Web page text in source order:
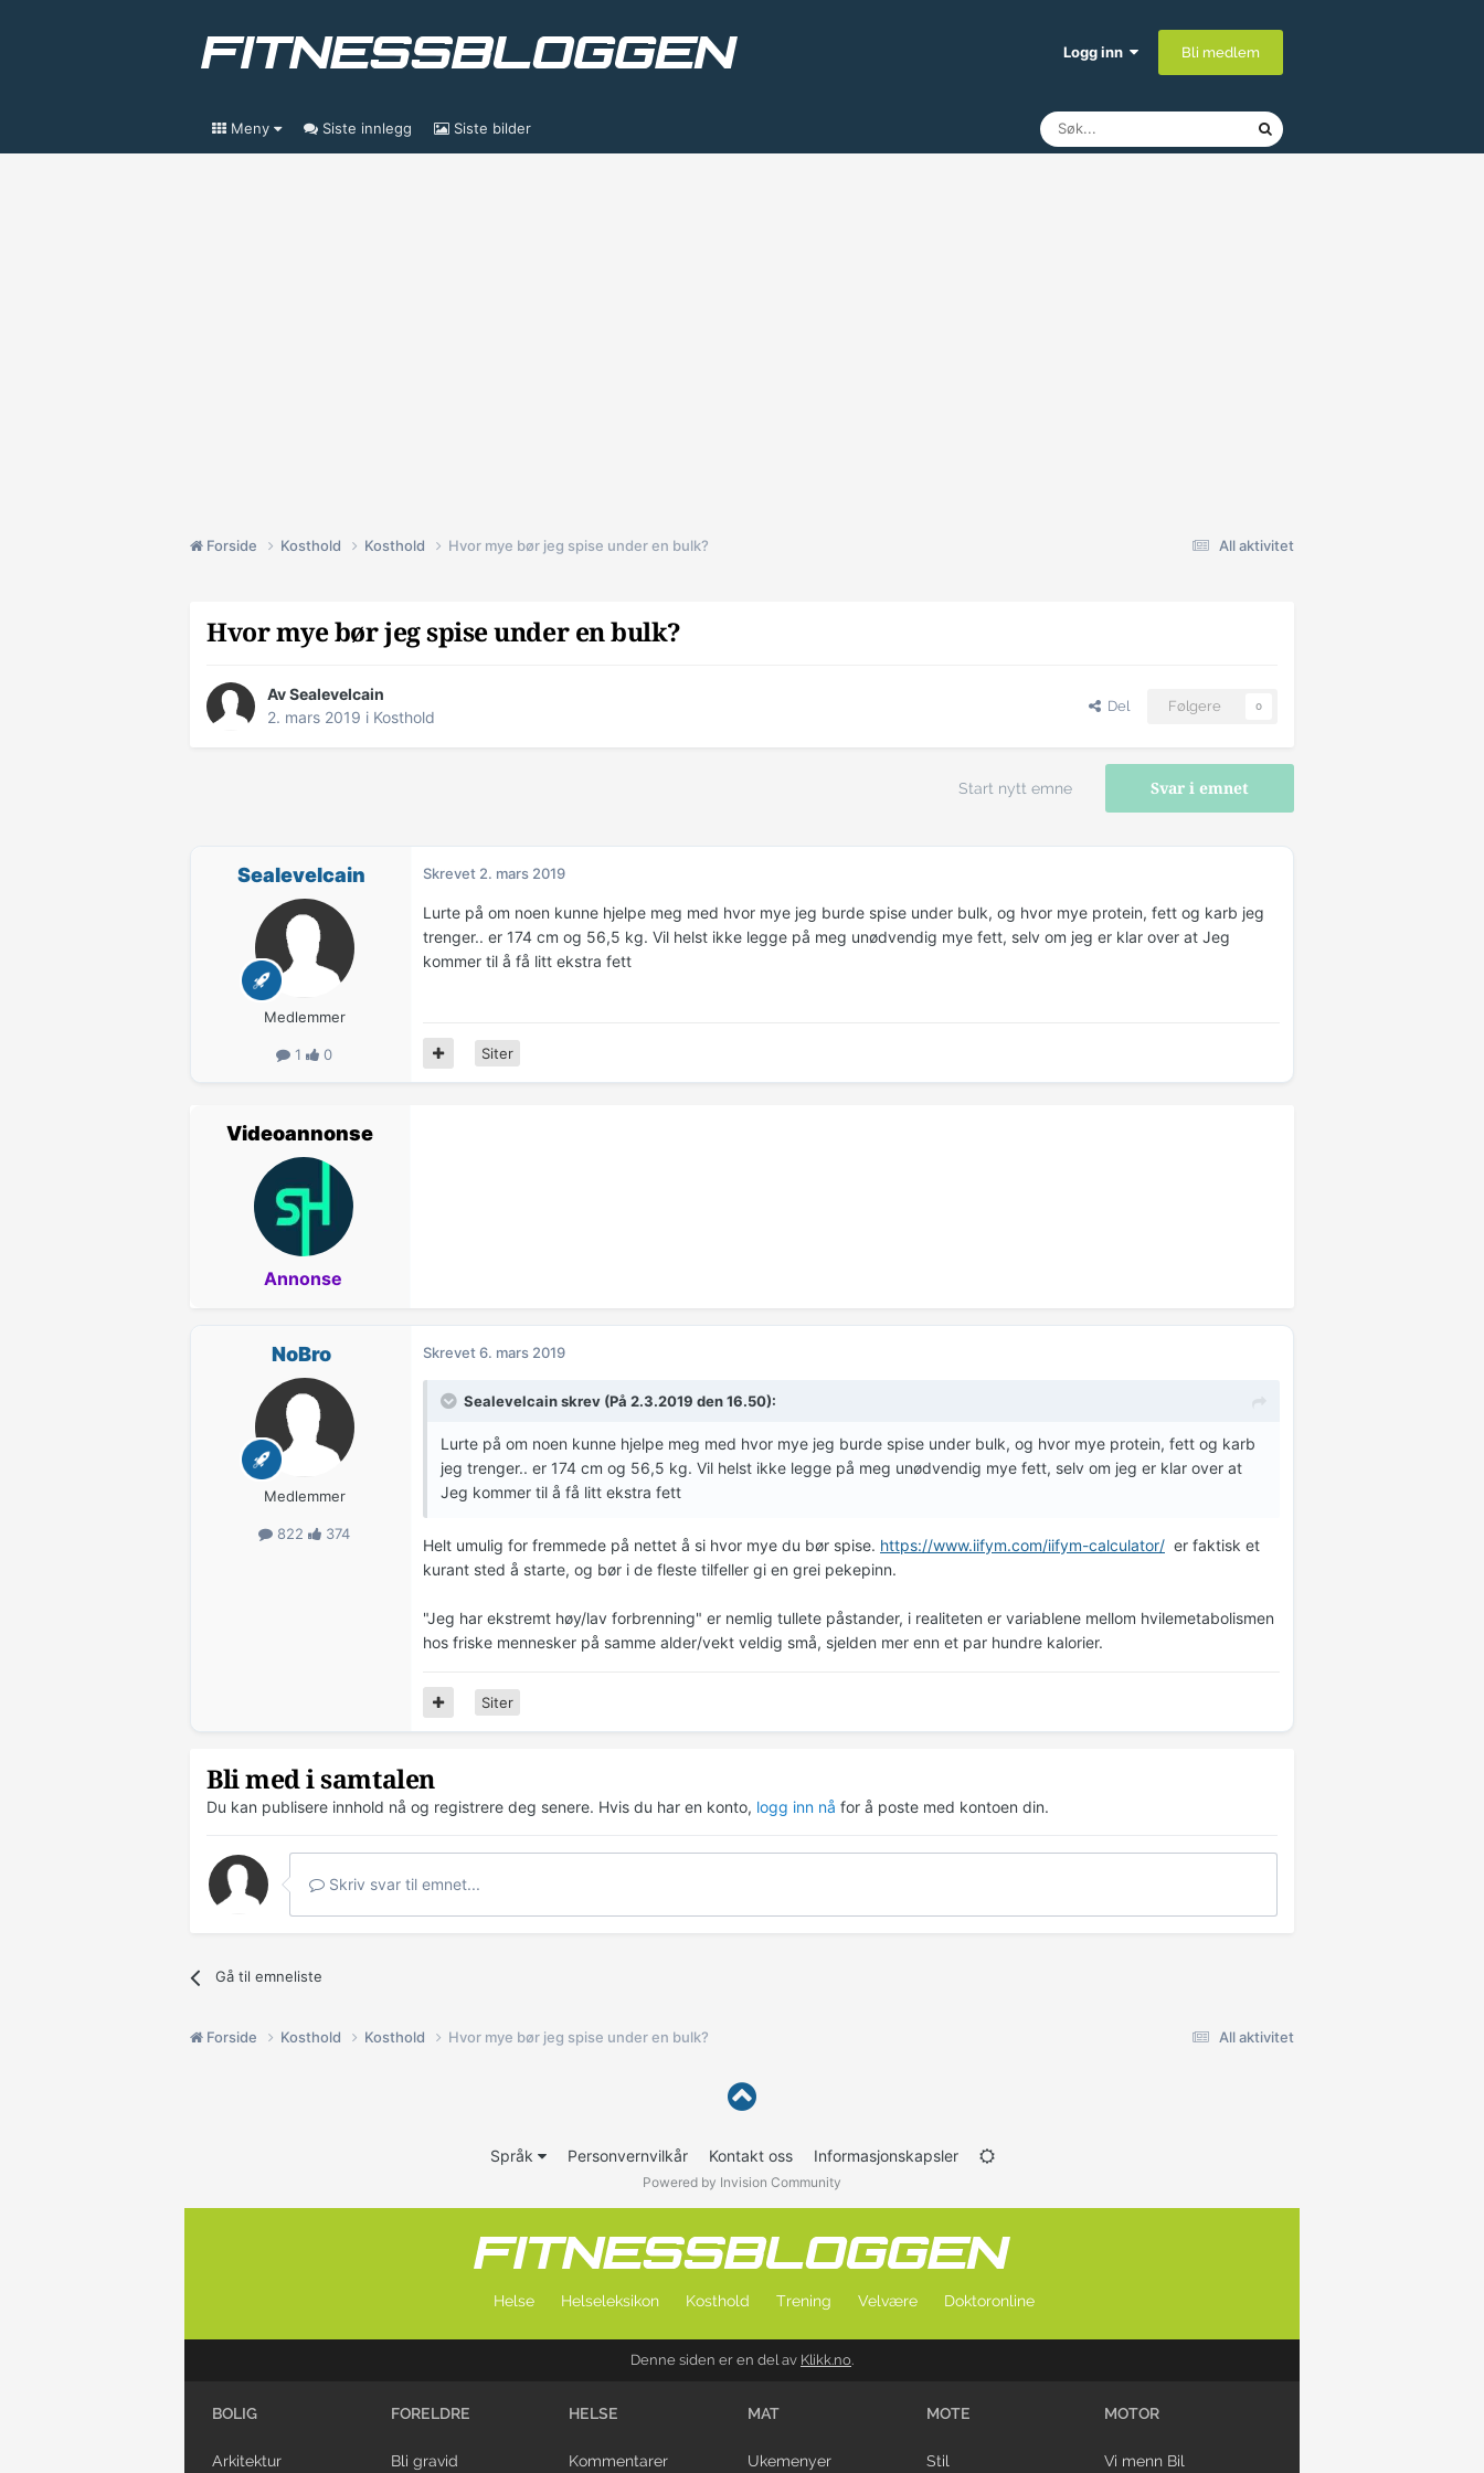
Logg inn Bli medlem
Meny Siste innlegg Siste bilder
All aktivitet
Forside Kosthold Kosthold Hvor mye bør jeg spise under en bulk?
Hvor mye bør jeg spise under en bulk?
AvSealevelcain
2. mars 2019 i Kosthold
Del Følgere 0
Svar i emnet
Start nytt emne
Sealevelcain
Medlemmer
1 0
Skrevet 2. mars 2019
Lurte på om noen kunne hjelpe meg med hvor mye jeg burde spise under bulk, og hvor mye protein, fett og karb jeg
trenger.. er 174 cm og 56,5 kg. Vil helst ikke legge på meg unødvendig mye fett, selv om jeg er klar over at Jeg
kommer til å få litt ekstra fett
Siter
Videoannonse
Annonse
NoBro
Medlemmer
822 374
Skrevet6. mars 2019
Sealevelcainskrev (På 2.3.2019 den 16.50):
Lurte på om noen kunne hjelpe meg med hvor mye jeg burde spise under bulk, og hvor mye protein, fett og karb
jeg trenger.. er 174 cm og 56,5 kg. Vil helst ikke legge på meg unødvendig mye fett, selv om jeg er klar over at
Jeg kommer til å få litt ekstra fett
Helt umulig for fremmede på nettet å si hvor mye du bør spise. https://www.iifym.com/iifym-calculator/ er faktisk et
kurant sted å starte, og bør i de fleste tilfeller gi en grei pekepinn.
"Jeg har ekstremt høy/lav forbrenning" er nemlig tullete påstander, i realiteten er variablene mellom hvilemetabolismen
hos friske mennesker på samme alder/vekt veldig små, sjelden mer enn et par hundre kalorier.
Siter
Bli med i samtalen
Du kan publisere innhold nå og registrere deg senere. Hvis du har en konto, logg inn nå for å poste med kontoen din.
Skriv svar til emnet...
Gå til emneliste
All aktivitet
Forside Kosthold Kosthold Hvor mye bør jeg spise under en bulk?
Språk Personvernvilkår Kontakt oss Informasjonskapsler
Powered by Invision Community
Helse Helseleksikon Kosthold Trening Velvære Doktoronline
Denne siden er en del av Klikk.no.
BOLIG
Arkitektur
FORELDRE
Bli gravid
HELSE
Kommentarer
MAT
Ukemenyer
MOTE
Stil
MOTOR
Vi menn Bil